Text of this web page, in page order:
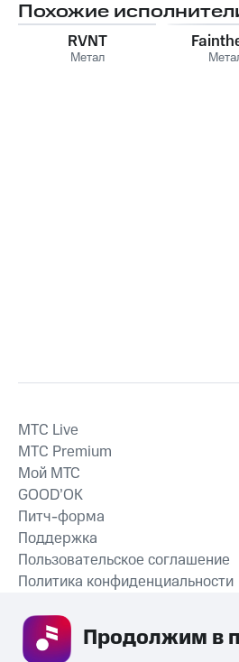
Похожие
RVNT
Метал
СКАЧАТЬ
MTС Live
MTС Premium
Мой МТС
GOOD’OK
Питч-форма
Поддержка
Пользовательское соглашение
Политика конфиденциальности